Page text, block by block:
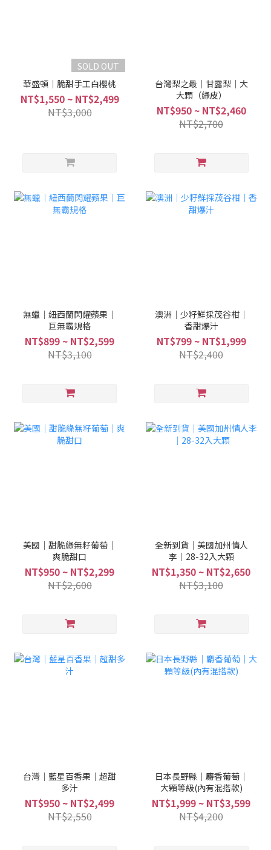
SOLD OUT
華盛頓｜脆甜手工白櫻桃
NT$1,550 ~ NT$2,499
NT$3,000
台灣梨之最｜甘露梨｜大
大顆（綠皮）
NT$950 ~ NT$2,460
NT$2,700
無蠟｜紐西蘭閃耀蘋果｜
巨無霸規格
NT$899 ~ NT$2,599
NT$3,100
澳洲｜少籽鮮採茂谷柑｜
香甜爆汁
NT$799 ~ NT$1,999
NT$2,400
美國｜甜脆綠無籽葡萄｜
爽脆甜口
NT$950 ~ NT$2,299
NT$2,600
全新到貨｜美國加州情人
李｜28-32入大顆
NT$1,350 ~ NT$2,650
NT$3,100
台灣｜藍星百香果｜超甜
多汁
NT$950 ~ NT$2,499
NT$2,550
日本長野縣｜麝香葡萄｜
大顆等級(內有混搭款)
NT$1,999 ~ NT$3,599
NT$4,200